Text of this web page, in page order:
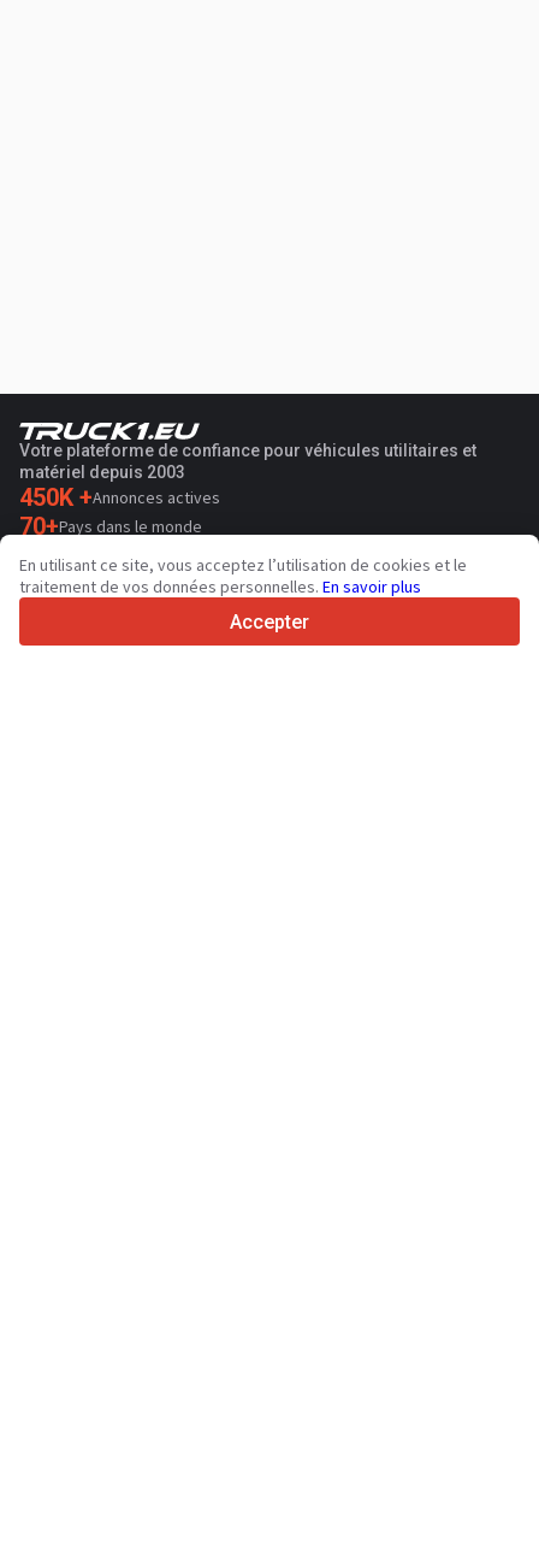
Votre plateforme de confiance pour véhicules utilitaires et
matériel depuis 2003
450K +Annonces actives
70+Pays dans le monde
36 Langues prises en charge
4.7/5
En utilisant ce site, vous acceptez l’utilisation de cookies et le
traitement de vos données personnelles. En savoir plus
Accepter